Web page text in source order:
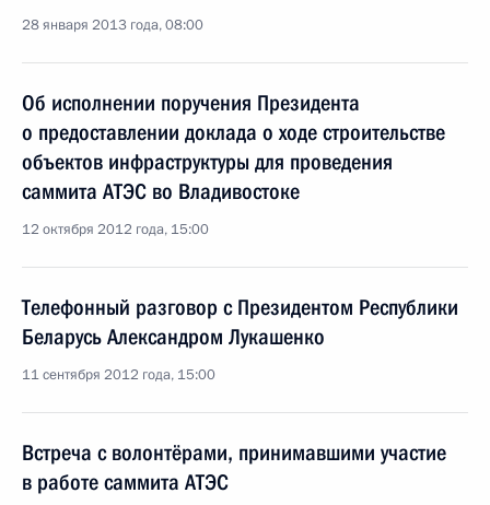
28 января 2013 года, 08:00
Об исполнении поручения Президента
о предоставлении доклада о ходе строительстве
объектов инфраструктуры для проведения
саммита АТЭС во Владивостоке
12 октября 2012 года, 15:00
Телефонный разговор с Президентом Республики
Беларусь Александром Лукашенко
11 сентября 2012 года, 15:00
Встреча с волонтёрами, принимавшими участие
в работе саммита АТЭС